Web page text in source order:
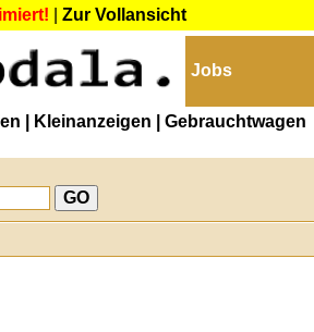
Zur Vollansicht
Jobs
| Kleinanzeigen
| Gebrauchtwagen